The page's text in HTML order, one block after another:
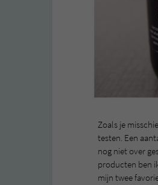
Zoals je
testen. Een
nog niet over
producten ben
mijn twee